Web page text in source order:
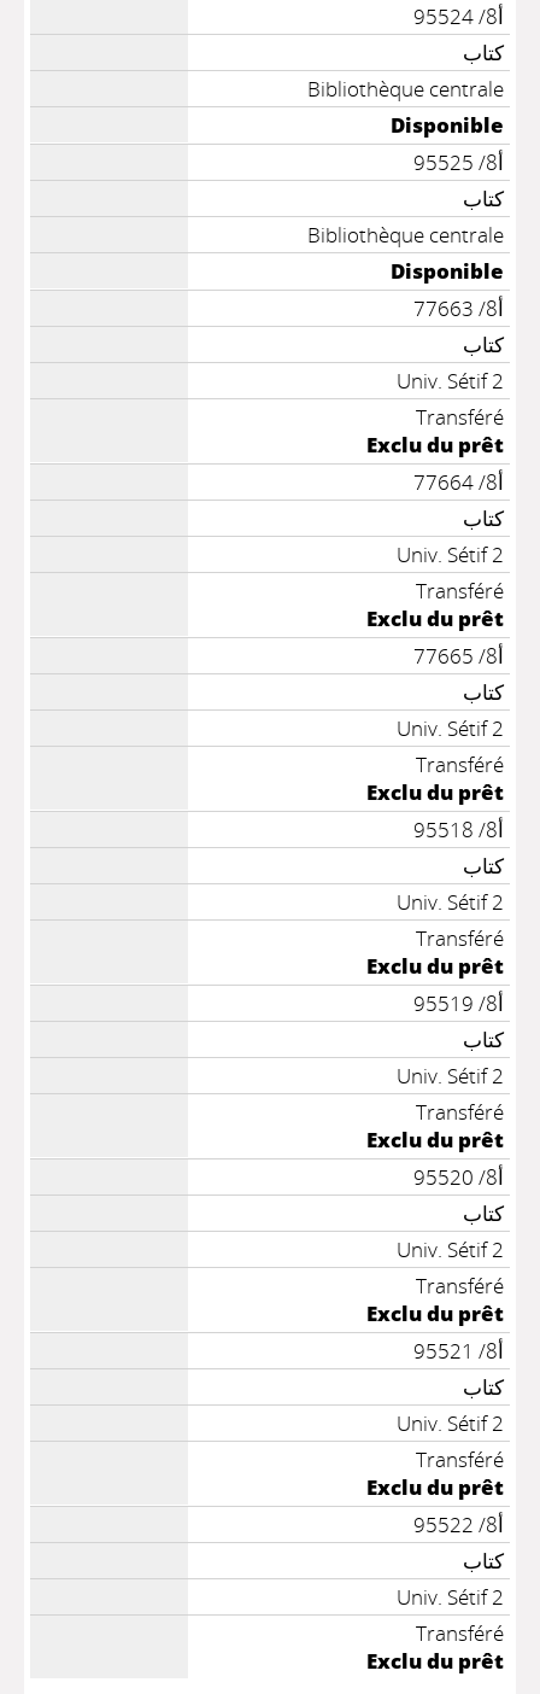
أ8/ 95524
كتاب
Bibliothèque centrale
Disponible
أ8/ 95525
كتاب
Bibliothèque centrale
Disponible
أ8/ 77663
كتاب
Univ. Sétif 2
Transféré
Exclu du prêt
أ8/ 77664
كتاب
Univ. Sétif 2
Transféré
Exclu du prêt
أ8/ 77665
كتاب
Univ. Sétif 2
Transféré
Exclu du prêt
أ8/ 95518
كتاب
Univ. Sétif 2
Transféré
Exclu du prêt
أ8/ 95519
كتاب
Univ. Sétif 2
Transféré
Exclu du prêt
أ8/ 95520
كتاب
Univ. Sétif 2
Transféré
Exclu du prêt
أ8/ 95521
كتاب
Univ. Sétif 2
Transféré
Exclu du prêt
أ8/ 95522
كتاب
Univ. Sétif 2
Transféré
Exclu du prêt